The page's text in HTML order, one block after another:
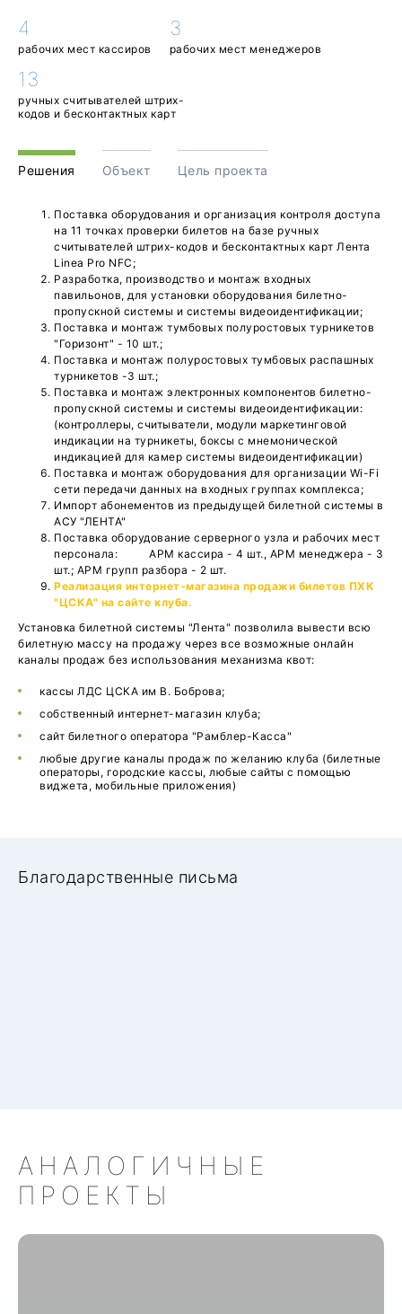
4
рабочих мест кассиров
3
рабочих мест менеджеров
13
ручных считывателей штрих-
кодов и бесконтактных карт
Решения Объект Цель проекта
Поставка оборудования и организация контроля доступа
на 11 точках проверки билетов на базе ручных
считывателей штрих-кодов и бесконтактных карт Лента
Linea Pro NFC;
Разработка, производство и монтаж входных
павильонов, для установки оборудования билетно-
пропускной системы и системы видеоидентификации;
Поставка и монтаж тумбовых полуростовых турникетов
"Горизонт" - 10 шт.;
Поставка и монтаж полуростовых тумбовых распашных
турникетов -3 шт.;
Поставка и монтаж электронных компонентов билетно-
пропускной системы и системы видеоидентификации:
(контроллеры, считыватели, модули маркетинговой
индикации на турникеты, боксы с мнемонической
индикацией для камер системы видеоидентификации)
Поставка и монтаж оборудования для организации Wi-Fi
сети передачи данных на входных группах комплекса;
Импорт абонементов из предыдущей билетной системы в
АСУ "ЛЕНТА"
Поставка оборудование серверного узла и рабочих мест
персонала: АРМ кассира - 4 шт., АРМ менеджера - 3
шт.; АРМ групп разбора - 2 шт.
Реализация интернет-магазина продажи билетов ПХК
"ЦСКА" на сайте клуба.
Установка билетной системы "Лента" позволила вывести всю
билетную массу на продажу через все возможные онлайн
каналы продаж без использования механизма квот:
кассы ЛДС ЦСКА им В. Боброва;
собственный интернет-магазин клуба;
сайт билетного оператора "Рамблер-Касса"
любые другие каналы продаж по желанию клуба (билетные
операторы, городские кассы, любые сайты с помощью
виджета, мобильные приложения)
Благодарственные письма
АНАЛОГИЧНЫЕ
ПРОЕКТЫ